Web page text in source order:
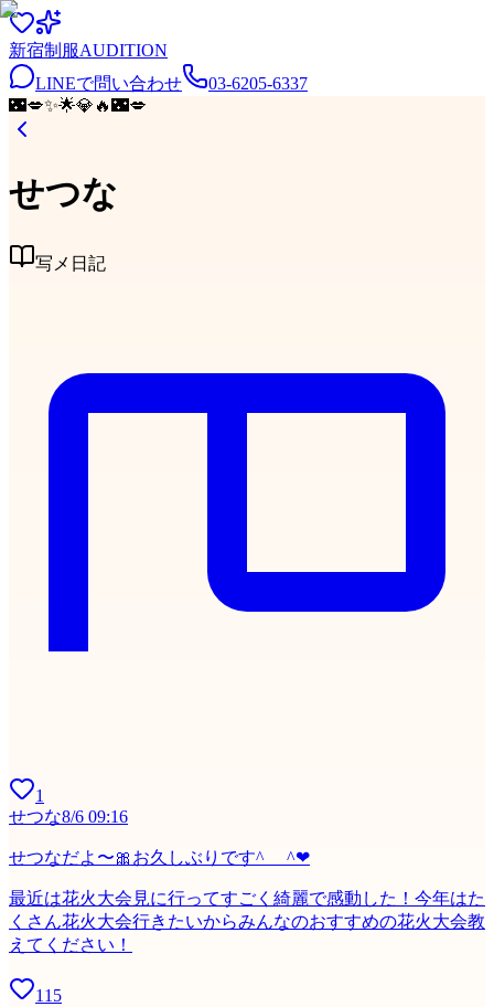
新宿制服AUDITION
LINEで問い合わせ
03-6205-6337
🌃💋✨🌟💎 🔥 🌃💋
せつな
写メ日記
1
せつな8/6 09:16
せつなだよ〜🎀お久しぶりです^_ _^❤
最近は花火大会見に行ってすごく綺麗で感動した！今年はた
くさん花火大会行きたいからみんなのおすすめの花火大会教
えてください！
115